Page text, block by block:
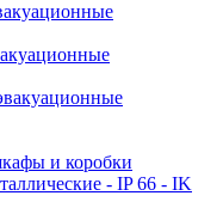
и коробки
- IP 66 - IK